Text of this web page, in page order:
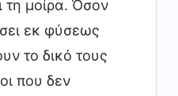
τη μοίρα. Όσον
εκ φύσεως
το δικό τους
που δεν